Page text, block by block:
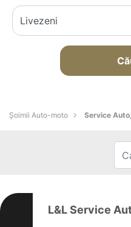
Șoimii Auto-moto Service
L&L Service